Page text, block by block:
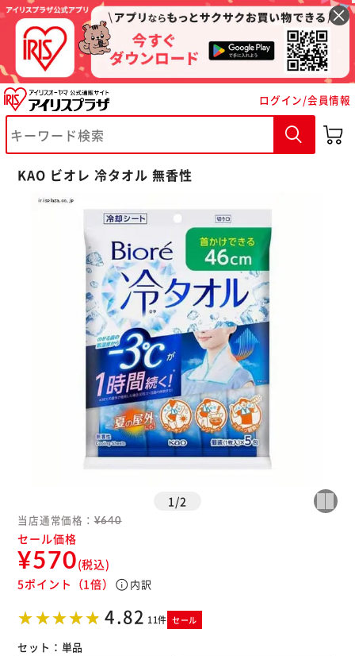
ログイン/会員情報
KAO ビオレ 冷タオル 無香性
1 /2
当店通常価格：¥640
セール価格
¥570(税込)
5ポイント （1倍） info内訳
4.82 11件 セール
セット： 単品
※ご確認ください
カートに入れる 購入手続きへ